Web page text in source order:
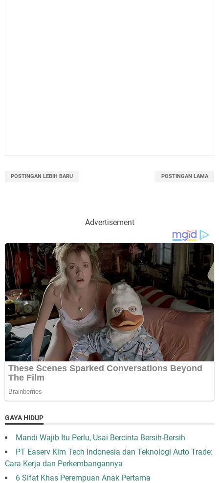
POSTINGAN LEBIH BARU POSTINGAN LAMA
Advertisement
GAYA HIDUP
Mandi Wajib Itu Perlu, Usai Bercinta Bersih-Bersih
PT Easerv Kim Tech Indonesia dan Teknologi Auto Trade:
Cara Kerja dan Perkembangannya
6 Sifat Khas Perempuan Anak Pertama